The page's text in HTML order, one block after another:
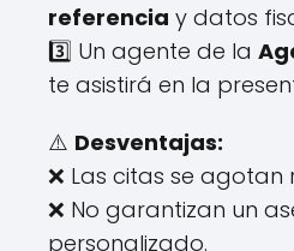
referencia y datos
3️⃣ Un agente de la
te asistirá en la
⚠️ Desventajas:
❌ Las citas se agotan
❌ No garantizan un
personalizado.